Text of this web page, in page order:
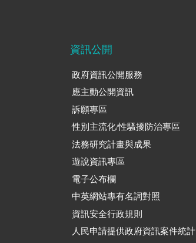
資訊公開
政府資訊公開服務
應主動公開資訊
訴願專區
性別主流化/性騷擾防治專區
法務研究計畫與成果
遊說資訊專區
電子公布欄
中英網站專有名詞對照
資訊安全行政規則
人民申請提供政府資訊案件統計